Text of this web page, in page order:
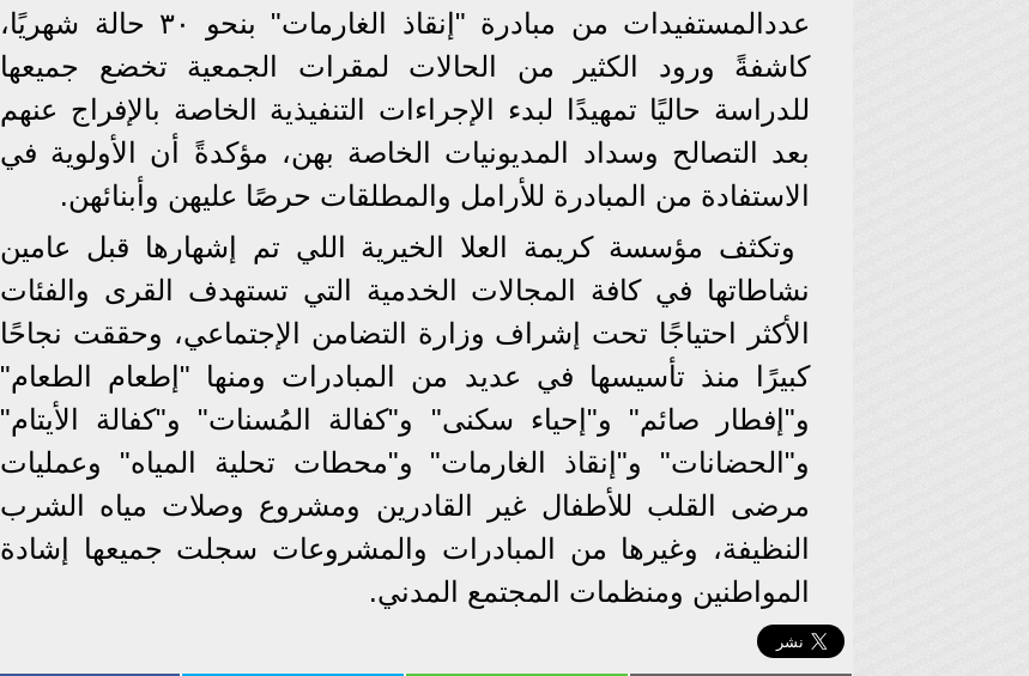
عددالمستفيدات من مبادرة "إنقاذ الغارمات" بنحو ٣٠ حالة شهريًا،
كاشفةً ورود الكثير من الحالات لمقرات الجمعية تخضع جميعها
للدراسة حاليًا تمهيدًا لبدء الإجراءات التنفيذية الخاصة بالإفراج عنهم
بعد التصالح وسداد المديونيات الخاصة بهن، مؤكدةً أن الأولوية في
الاستفادة من المبادرة للأرامل والمطلقات حرصًا عليهن وأبنائهن.
وتكثف مؤسسة كريمة العلا الخيرية اللي تم إشهارها قبل عامين
نشاطاتها في كافة المجالات الخدمية التي تستهدف القرى والفئات
الأكثر احتياجًا تحت إشراف وزارة التضامن الإجتماعي، وحققت نجاحًا
كبيرًا منذ تأسيسها في عديد من المبادرات ومنها "إطعام الطعام"
و"إفطار صائم" و"إحياء سكنى" و"كفالة المُسنات" و"كفالة الأيتام"
و"الحضانات" و"إنقاذ الغارمات" و"محطات تحلية المياه" وعمليات
مرضى القلب للأطفال غير القادرين ومشروع وصلات مياه الشرب
النظيفة، وغيرها من المبادرات والمشروعات سجلت جميعها إشادة
المواطنين ومنظمات المجتمع المدني.